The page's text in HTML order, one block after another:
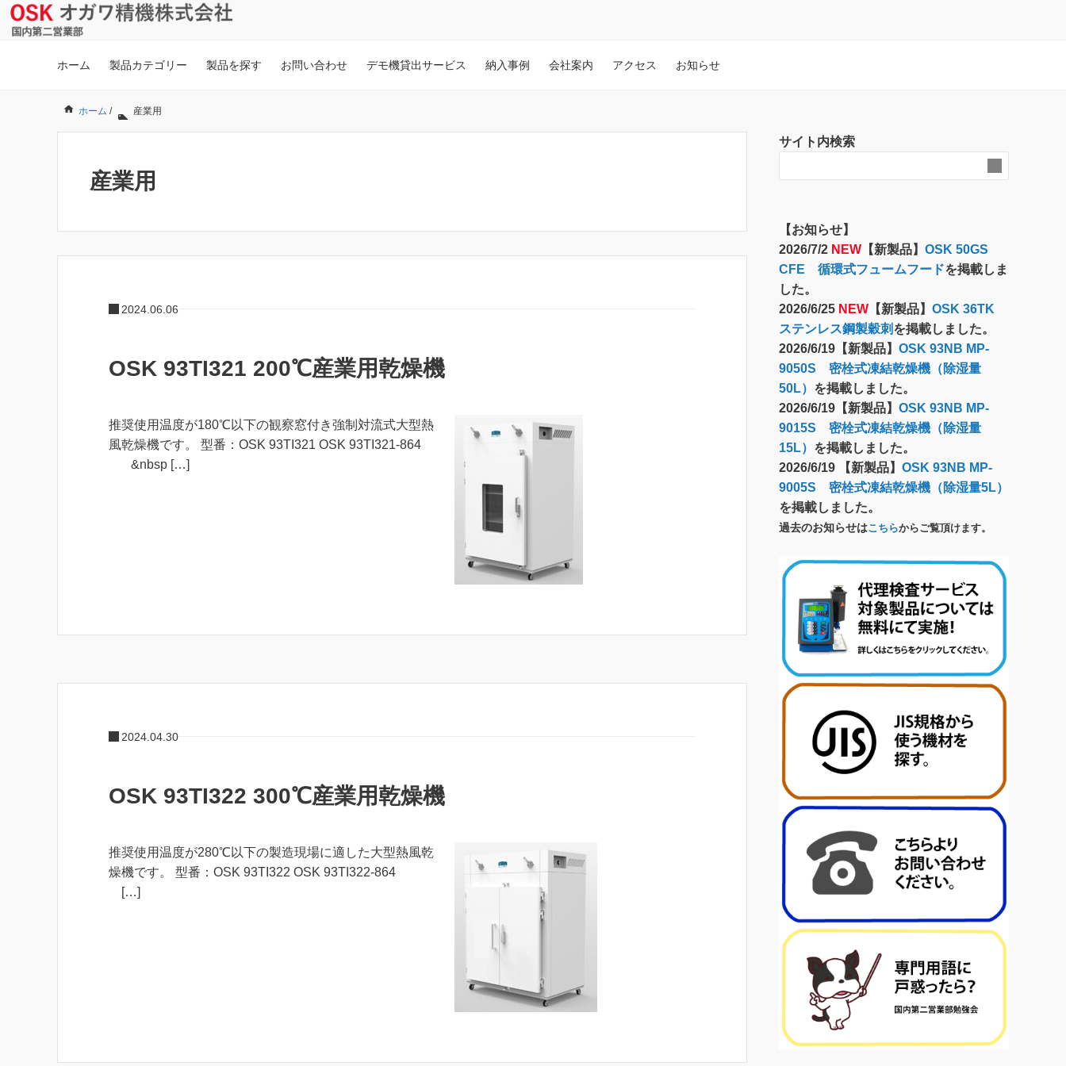
ホーム 製品カテゴリー 製品を探す お問い合わせ デモ機貸出サービス 納入事例 会社案内 アクセス お知らせ
ホーム / 産業用
産業用
2024.06.06
OSK 93TI321 200℃産業用乾燥機
推奨使用温度が180℃以下の観察窓付き強制対流式大型熱
風乾燥機です。 型番：OSK 93TI321 OSK 93TI321-864
&nbsp […]
2024.04.30
OSK 93TI322 300℃産業用乾燥機
推奨使用温度が280℃以下の製造現場に適した大型熱風乾
燥機です。 型番：OSK 93TI322 OSK 93TI322-864
[…]
サイト内検索
【お知らせ】
2026/7/2 NEW 【新製品】 OSK 50GS
CFE 循環式フュームフードを掲載しま
した。
2026/6/25 NEW 【新製品】 OSK 36TK
ステンレス鋼製穀刺 を掲載しました。
2026/6/19【新製品】 OSK 93NB MP-
9050S 密栓式凍結乾燥機（除湿量
50L） を掲載しました。
2026/6/19【新製品】 OSK 93NB MP-
9015S 密栓式凍結乾燥機（除湿量
15L） を掲載しました。
2026/6/19 【新製品】 OSK 93NB MP-
9005S 密栓式凍結乾燥機（除湿量5L）
を掲載しました。
過去のお知らせはこちらからご覧頂けます。